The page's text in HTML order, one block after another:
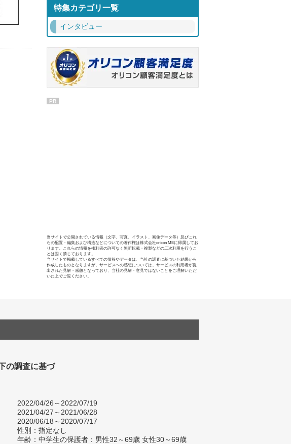
特集カテゴリ一覧
インタビュー
PR
当サイトで公開されている情報（文字、写真、イラスト、画像データ等）及びこれ
らの配置・編集および構造などについての著作権は株式会社oricon MEに帰属してお
ります。これらの情報を権利者の許可なく無断転載・複製などの二次利用を行うこ
とは固く禁じております。
当サイトで掲載しているすべての情報やデータは、当社の調査に基づいた結果から
作成したものとなりますが、サービスへの感想については、サービスの利用者が提
出された見解・感想となっており、当社の見解・意見ではないことをご理解いただ
いた上でご覧ください。
の調査に基づ
2022/04/26～2022/07/19
2021/04/27～2021/06/28
2020/06/18～2020/07/17
性別：指定なし
年齢：中学生の保護者：男性32～69歳 女性30～69歳